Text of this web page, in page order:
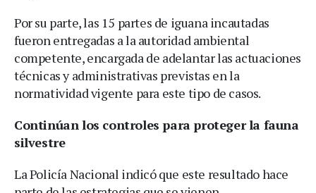
Por su parte, las 15 partes de iguana incautadas
fueron entregadas a la autoridad ambiental
competente, encargada de adelantar las actuaciones
técnicas y administrativas previstas en la
normatividad vigente para este tipo de casos.
Continúan los controles para proteger la fauna
silvestre
La Policía Nacional indicó que este resultado hace